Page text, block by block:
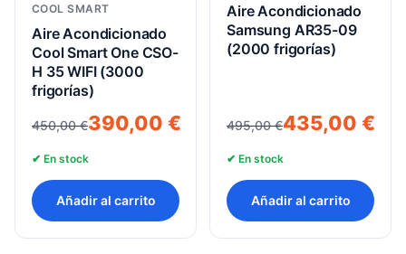
COOL SMART
Aire Acondicionado
Cool Smart One CSO-
H 35 WIFI (3000
frigorías)
450,00€
El
original
era:
450,00 €.
390,00 €
El
actual
es:
390,00 €.
✔ En stock
Añadir al carrito
Aire Acondicionado
Samsung AR35-09
(2000 frigorías)
495,00€
El
original
era:
495,00 €.
435,00 €
El
actual
es:
435,00 €.
✔ En stock
Añadir al carrito